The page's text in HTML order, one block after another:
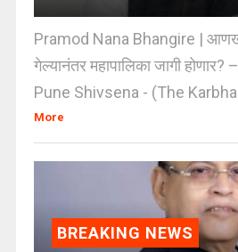
Pramod Nana Bhangire |
गेल्यानंतर महापालिका जागी होणार?
Pune Shivsena - (The
More
BREAKING NEWS